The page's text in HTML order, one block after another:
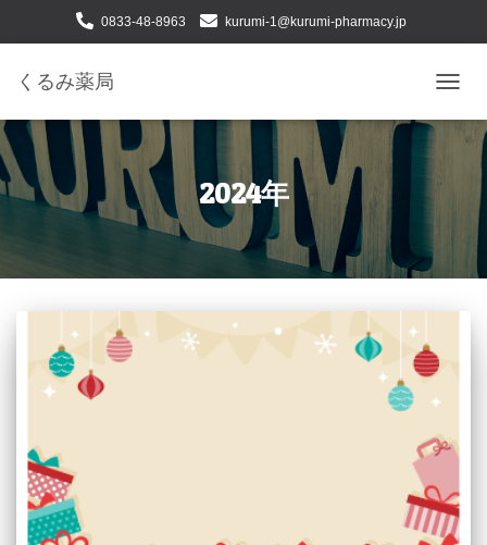
0833-48-8963 kurumi-1@kurumi-pharmacy.jp
くるみ薬局
ビ
2024年